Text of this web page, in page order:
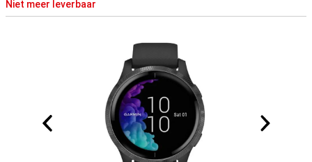
Niet meer leverbaar